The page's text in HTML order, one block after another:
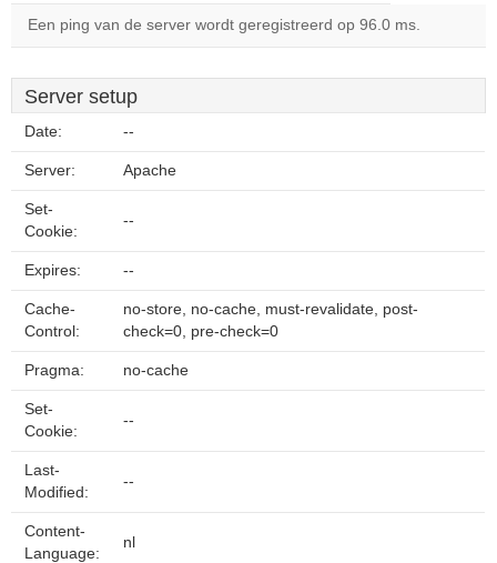
Een ping van de server wordt geregistreerd op 96.0 ms.
Server setup
Date: --
Server: Apache
Set-
Cookie:
--
Expires: --
Cache-
Control:
no-store, no-cache, must-revalidate, post-
check=0, pre-check=0
Pragma: no-cache
Set-
Cookie:
--
Last-
Modified:
--
Content-
Language:
nl